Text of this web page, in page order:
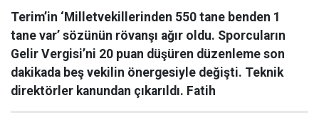
Terim’in ‘Milletvekillerinden 550 tane benden 1
tane var’ sözünün rövanşı ağır oldu. Sporcuların
Gelir Vergisi’ni 20 puan düşüren düzenleme son
dakikada beş vekilin önergesiyle değişti. Teknik
direktörler kanundan çıkarıldı. Fatih